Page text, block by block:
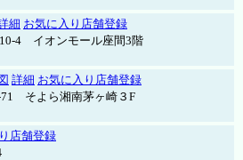
細 お気に入り店舗登録
4 イオンモール座間3階
詳細 お気に入り店舗登録
そよら湘南茅ヶ崎３F
店舗登録